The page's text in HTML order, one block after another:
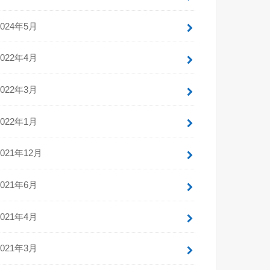
年5月
年4月
年3月
年1月
年12月
年6月
年4月
年3月